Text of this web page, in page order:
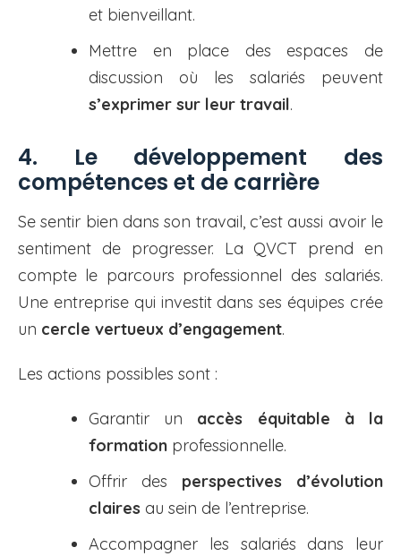
et bienveillant.
Mettre en place des espaces de
discussion où les salariés peuvent
s’exprimer sur leur travail.
4. Le développement des
compétences et de carrière
Se sentir bien dans son travail, c’est aussi avoir le
sentiment de progresser. La QVCT prend en
compte le parcours professionnel des salariés.
Une entreprise qui investit dans ses équipes crée
un cercle vertueux d’engagement.
Les actions possibles sont :
Garantir un accès équitable à la
formation professionnelle.
Offrir des perspectives d’évolution
claires au sein de l’entreprise.
Accompagner les salariés dans leur